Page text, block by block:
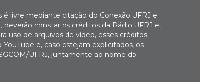
livre mediante citação do Conexão UFRJ e
constar os créditos da Rádio UFRJ e,
uso de arquivos de vídeo, esses créditos
e, caso estejam explicitados, os
UFRJ, juntamente ao nome do